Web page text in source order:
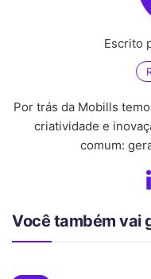
Escrito
Por trás da Mobills
criatividade e
comum:
Você também vai